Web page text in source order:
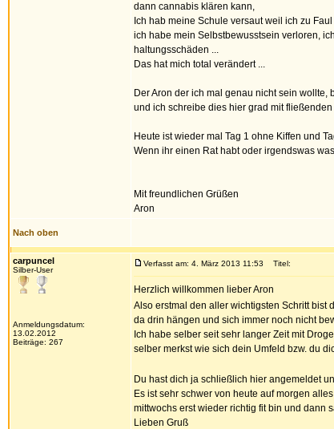
dann cannabis klären kann,
Ich hab meine Schule versaut weil ich zu
ich habe mein Selbstbewusstsein verloren,
haltungsschäden ...
Das hat mich total verändert ...
Der Aron der ich mal genau nicht sein wollte,
und ich schreibe dies hier grad mit
Heute ist wieder mal Tag 1 ohne Kiffen und
Wenn ihr einen Rat habt oder irgendswas
Mit freundlichen Grüßen
Aron
Nach oben
carpuncel
Silber-User
Anmeldungsdatum:
13.02.2012
Beiträge: 267
Verfasst am: 4. März 2013 11:53 Titel:
Herzlich willkommen lieber Aron
Also erstmal den aller wichtigsten Schritt bist
da drin hängen und sich immer noch nicht
Ich habe selber seit sehr langer Zeit mit
selber merkst wie sich dein Umfeld bzw. du
Du hast dich ja schließlich hier angemeldet
Es ist sehr schwer von heute auf morgen
mittwochs erst wieder richtig fit bin und dann
Lieben Gruß